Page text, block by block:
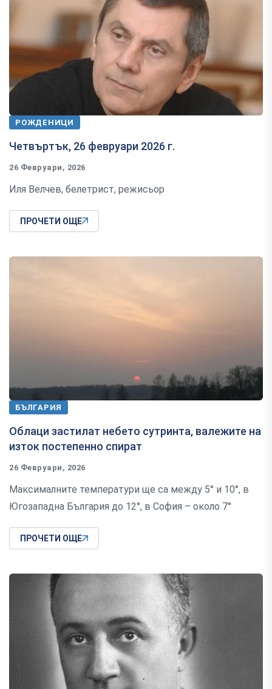
РОЖДЕНИЦИ
Четвъртък, 26 февруари 2026 г.
26 Февруари, 2026
Иля Велчев, белетрист, режисьор
ПРОЧЕТИ ОЩЕ
БЪЛГАРИЯ
Облаци застилат небето сутринта, валежите на
изток постепенно спират
26 Февруари, 2026
Максималните температури ще са между 5° и 10°, в
Югозападна България до 12°, в София – около 7°
ПРОЧЕТИ ОЩЕ